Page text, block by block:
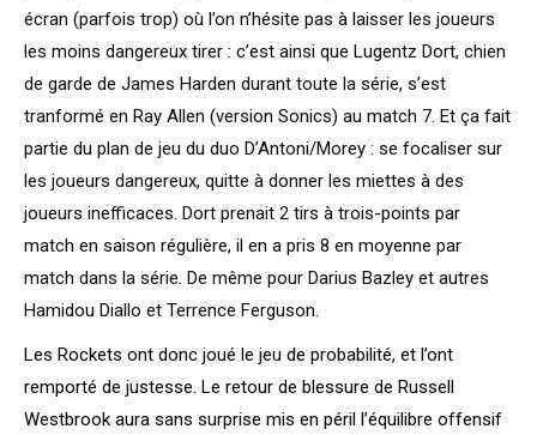
écran (parfois trop) où l’on n’hésite pas à laisser les joueurs
les moins dangereux tirer : c’est ainsi que Lugentz Dort, chien
de garde de James Harden durant toute la série, s’est
tranformé en Ray Allen (version Sonics) au match 7. Et ça fait
partie du plan de jeu du duo D’Antoni/Morey : se focaliser sur
les joueurs dangereux, quitte à donner les miettes à des
joueurs inefficaces. Dort prenait 2 tirs à trois-points par
match en saison régulière, il en a pris 8 en moyenne par
match dans la série. De même pour Darius Bazley et autres
Hamidou Diallo et Terrence Ferguson.
Les Rockets ont donc joué le jeu de probabilité, et l’ont
remporté de justesse. Le retour de blessure de Russell
Westbrook aura sans surprise mis en péril l’équilibre offensif